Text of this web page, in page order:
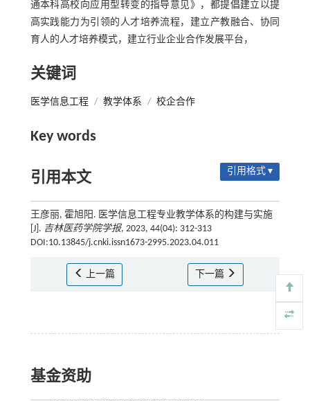
通本科高校向应用型转变的指导意见》，都提倡建立以提
高实践能力为引领的人才培养流程，建立产教融合、协同
育人的人才培养模式，建立行业企业合作发展平台，
关键词
医学信息工程 / 教学体系 / 校企合作
Key words
引用本文 引用格式 ▾
王彦丽, 霍旭阳. 医学信息工程专业教学体系的构建与实施
[J]. 吉林医药学院学报, 2023, 44(04): 312-313
DOI:10.13845/j.cnki.issn1673-2995.2023.04.011
上一篇 下一篇
基金资助